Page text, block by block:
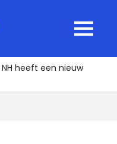
MENU
NH heeft een nieuw